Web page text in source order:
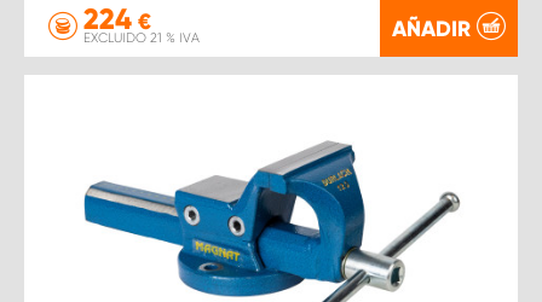
224 €
EXCLUIDO 21 % IVA AÑADIR